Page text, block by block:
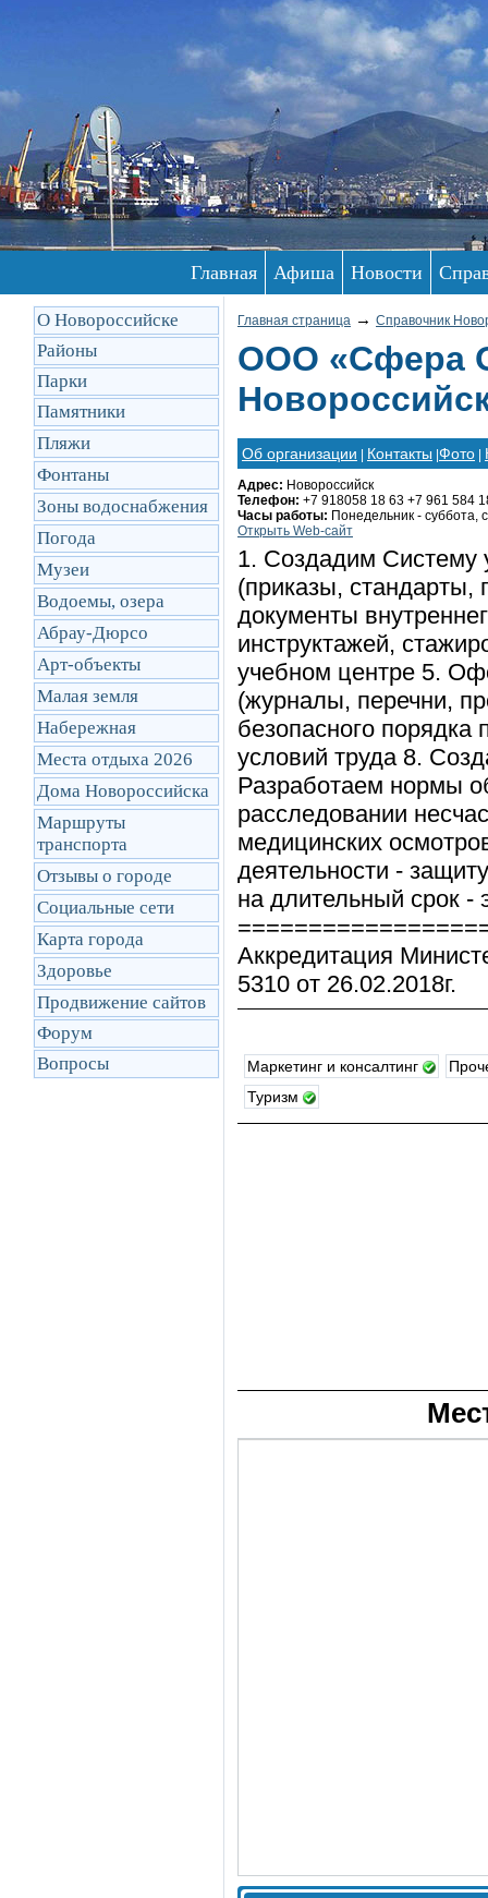
Главная Афиша Новости
О Новороссийске
Районы
Парки
Памятники
Пляжи
Фонтаны
Зоны водоснабжения
Погода
Музеи
Водоемы, озера
Абрау-Дюрсо
Арт-объекты
Малая земля
Набережная
Места отдыха 2026
Дома Новороссийска
Маршруты
транcпорта
Отзывы о городе
Социальные сети
Карта города
Здоровье
Продвижение сайтов
Форум
Вопросы
Главная страница → Справочник
ООО «Сфера
Об организации Контакты Фото
Адрес: Новороссийск
Телефон: +7 918058 18 63 +7 961 584
Часы работы: Понедельник - суббота,
Открыть Web-сайт
1. Создадим Систему
(приказы,
документы
инструктажей,
учебном центре 5.
(журналы, перечни,
безопасного
условий труда 8.
Разработаем нормы
расследовании
медицинских
деятельности -
на длительный срок
Аккредитация
5310 от 26.02.2018г.
Маркетинг и консалтинг
Туризм